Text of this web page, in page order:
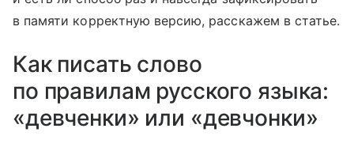
в памяти корректную версию, расскажем в статье.
Как писать слово
по правилам русского языка:
«девченки» или «девчонки»